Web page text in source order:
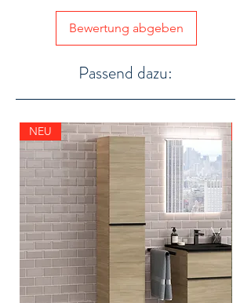
Bewertung abgeben
Passend dazu:
NEU